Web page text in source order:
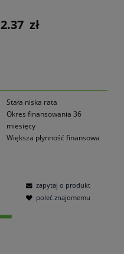
2.37 zł
Stała niska rata
Okres finansowania 36
miesięcy
Większa płynność finansowa
zapytaj o produkt
poleć znajomemu